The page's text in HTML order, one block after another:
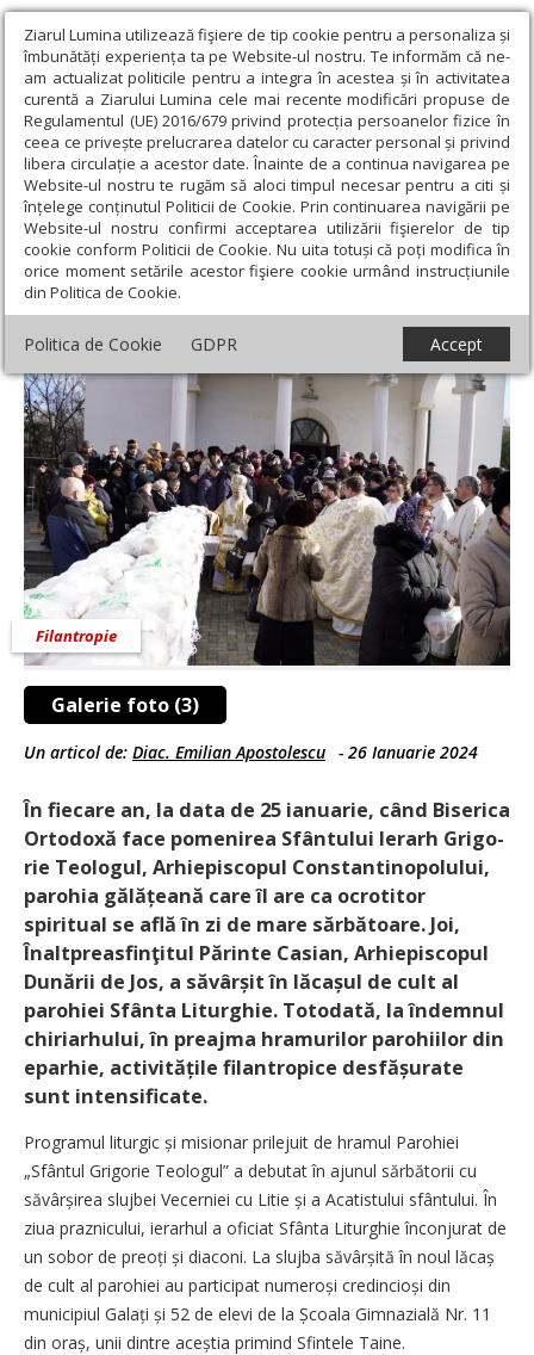
Ziarul Lumina utilizează fişiere de tip cookie pentru a personaliza și
îmbunătăți experiența ta pe Website-ul nostru. Te informăm că ne-
am actualizat politicile pentru a integra în acestea și în activitatea
curentă a Ziarului Lumina cele mai recente modificări propuse de
Regulamentul (UE) 2016/679 privind protecția persoanelor fizice în
ceea ce privește prelucrarea datelor cu caracter personal și privind
libera circulație a acestor date. Înainte de a continua navigarea pe
Website-ul nostru te rugăm să aloci timpul necesar pentru a citi și
înțelege conținutul Politicii de Cookie. Prin continuarea navigării pe
Website-ul nostru confirmi acceptarea utilizării fişierelor de tip
cookie conform Politicii de Cookie. Nu uita totuși că poți modifica în
orice moment setările acestor fişiere cookie urmând instrucțiunile
din Politica de Cookie.
Politica de Cookie GDPR Accept
Ziarul Lumina › Filantropie › Binecuvântare și filantropie de
prăznuirea ocrotitorului la Galați
Binecuvântare și filantropie de prăznuirea
ocrotitorului la Galați
Galerie foto (3)
Filantropie
Un articol de: Diac. Emilian Apostolescu - 26 Ianuarie 2024
În fiecare an, la data de 25 ianua­rie, când Biserica
Ortodoxă face pomenirea Sfântului Ierarh Grigo­
rie Teologul, Arhiepiscopul Constantinopolului,
parohia gălățea­nă care îl are ca ocrotitor
spiritual se află în zi de mare sărbătoare. Joi,
Înaltpreasfinţitul Părinte Casian, Arhiepiscopul
Dunării de Jos, a săvârșit în lăcașul de cult al
parohiei Sfânta Liturghie. Totodată, la îndemnul
chiriarhului, în preajma hramurilor parohiilor din
eparhie, activitățile filantropice desfă­șu­rate
sunt intensificate.
Programul liturgic și misionar prilejuit de hramul Parohiei
„Sfântul Grigorie Teologul” a debutat în ajunul sărbătorii cu
săvârșirea slujbei Vecerniei cu Litie și a Acatistului sfântului. În
ziua praznicului, ierarhul a oficiat Sfânta Liturghie înconjurat de
un sobor de preoți și diaconi. La slujba săvârșită în noul lăcaș
de cult al parohiei au participat numeroși credincioși din
municipiul Galați și 52 de elevi de la Școala Gimnazială Nr. 11
din oraș, unii dintre aceștia primind Sfintele Taine.